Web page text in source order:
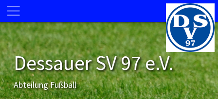
Dessauer SV 97 e.V.
Abteilung Fußball